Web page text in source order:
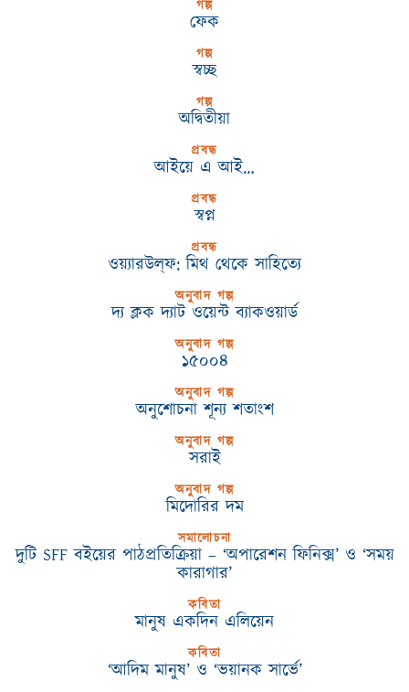
গল্প
ফেক
গল্প
স্বচ্ছ
গল্প
অদ্বিতীয়া
প্রবন্ধ
আইয়ে এ আই…
প্রবন্ধ
স্বপ্ন
প্রবন্ধ
ওয়্যারউল্‌ফ: মিথ থেকে সাহিত্যে
অনুবাদ গল্প
দ্য ক্লক দ্যাট ওয়েন্ট ব্যাকওয়ার্ড
অনুবাদ গল্প
১৫০০৪
অনুবাদ গল্প
অনুশোচনা শূন্য শতাংশ
অনুবাদ গল্প
সরাই
অনুবাদ গল্প
মিদোরির দম
সমালোচনা
দুটি SFF বইয়ের পাঠপ্রতিক্রিয়া – ‘অপারেশন ফিনিক্স’ ও ‘সময়
কারাগার’
কবিতা
মানুষ একদিন এলিয়েন
কবিতা
‘আদিম মানুষ’ ও ‘ভয়ানক সার্ভে’